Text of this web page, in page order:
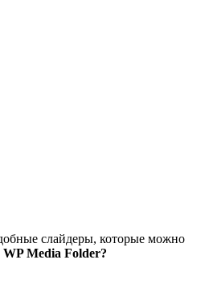
слайдеры, которые можно
WP Media Folder?